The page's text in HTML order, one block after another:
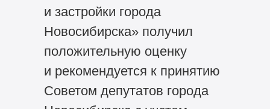
и застройки города
Новосибирска» получил
положительную оценку
и рекомендуется к принятию
Советом депутатов города